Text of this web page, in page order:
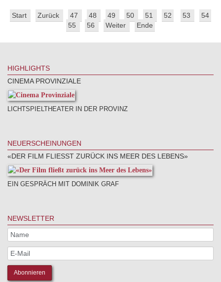
Start Zurück 47 48 49 50 51 52 53
54
55
56 Weiter Ende
HIGHLIGHTS
CINEMA PROVINZIALE
LICHTSPIELTHEATER IN DER PROVINZ
NEUERSCHEINUNGEN
«DER FILM FLIESST ZURÜCK INS MEER DES LEBENS»
EIN GESPRÄCH MIT DOMINIK GRAF
NEWSLETTER